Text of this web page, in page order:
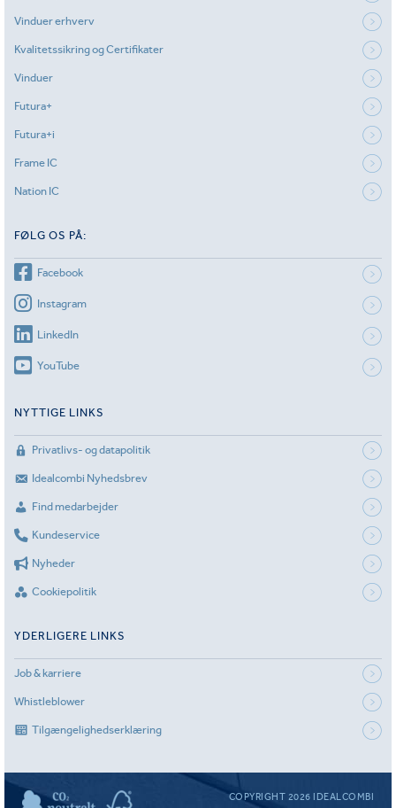
Vinduer erhverv
Kvalitetssikring og Certifikater
Vinduer
Futura+
Futura+i
Frame IC
Nation IC
FØLG OS PÅ:
Facebook
Instagram
LinkedIn
YouTube
NYTTIGE LINKS
Privatlivs- og datapolitik
Idealcombi Nyhedsbrev
Find medarbejder
Kundeservice
Nyheder
Cookiepolitik
YDERLIGERE LINKS
Job & karriere
Whistleblower
Tilgængelighedserklæring
COPYRIGHT 2026 IDEALCOMBI